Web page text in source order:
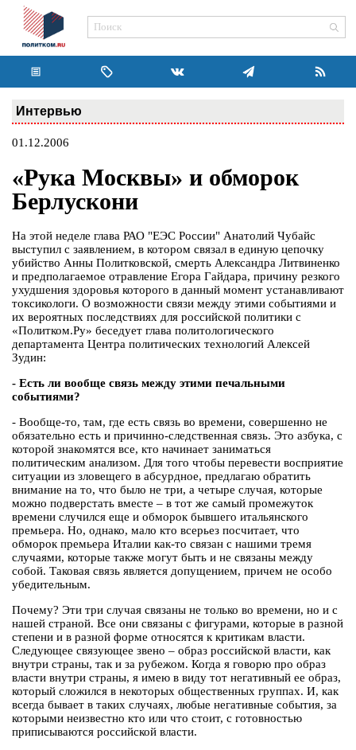
Интервью
01.12.2006
«Рука Москвы» и обморок
Берлускони
На этой неделе глава РАО "ЕЭС России" Анатолий Чубайс
выступил с заявлением, в котором связал в единую цепочку
убийство Анны Политковской, смерть Александра Литвиненко
и предполагаемое отравление Егора Гайдара, причину резкого
ухудшения здоровья которого в данный момент устанавливают
токсикологи. О возможности связи между этими событиями и
их вероятных последствиях для российской политики с
«Политком.Ру» беседует глава политологического
департамента Центра политических технологий Алексей
Зудин:
- Есть ли вообще связь между этими печальными
событиями?
- Вообще-то, там, где есть связь во времени, совершенно не
обязательно есть и причинно-следственная связь. Это азбука, с
которой знакомятся все, кто начинает заниматься
политическим анализом. Для того чтобы перевести восприятие
ситуации из зловещего в абсурдное, предлагаю обратить
внимание на то, что было не три, а четыре случая, которые
можно подверстать вместе – в тот же самый промежуток
времени случился еще и обморок бывшего итальянского
премьера. Но, однако, мало кто всерьез посчитает, что
обморок премьера Италии как-то связан с нашими тремя
случаями, которые также могут быть и не связаны между
собой. Таковая связь является допущением, причем не особо
убедительным.
Почему? Эти три случая связаны не только во времени, но и с
нашей страной. Все они связаны с фигурами, которые в разной
степени и в разной форме относятся к критикам власти.
Следующее связующее звено – образ российской власти, как
внутри страны, так и за рубежом. Когда я говорю про образ
власти внутри страны, я имею в виду тот негативный ее образ,
который сложился в некоторых общественных группах. И, как
всегда бывает в таких случаях, любые негативные события, за
которыми неизвестно кто или что стоит, с готовностью
приписываются российской власти.